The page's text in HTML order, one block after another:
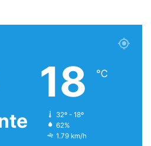
18 ℃
32º - 18º
62%
1.79 km/h